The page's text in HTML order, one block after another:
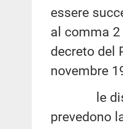
essere
al comma
decreto del
novembre
le
prevedono